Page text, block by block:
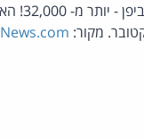
70.
מקור: